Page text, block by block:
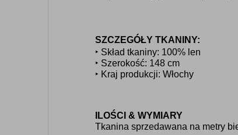
SZCZEGÓŁY TKANINY:
‣ Skład tkaniny: 100% len
‣ Szerokość: 148 cm
‣ Kraj produkcji: Włochy
ILOŚCI & WYMIARY
Tkanina sprzedawana na metry